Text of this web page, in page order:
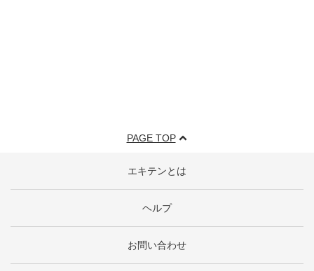
PAGE TOP
エキテンとは
ヘルプ
お問い合わせ